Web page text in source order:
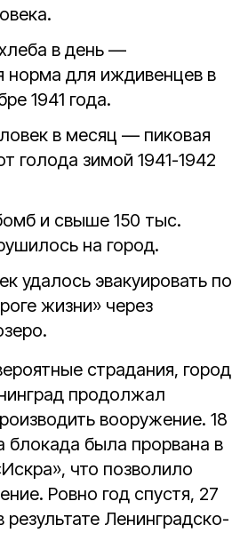
.
в день —
норма для иждивенцев в
1941 года.
в месяц — пиковая
голода зимой 1941-1942
и свыше 150 тыс.
на город.
удалось эвакуировать по
жизни» через
страдания, город
продолжал
вооружение. 18
блокада была прорвана в
что позволило
Ровно год спустя, 27
результате Ленинградско-